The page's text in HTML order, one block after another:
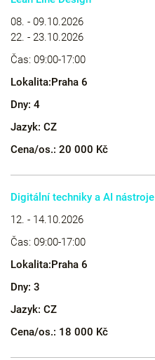
08. - 09.10.2026
22. - 23.10.2026
Čas: 09:00-17:00
Lokalita:Praha 6
Dny: 4
Jazyk: CZ
Cena/os.: 20 000 Kč
Digitální techniky a AI nástroje
12. - 14.10.2026
Čas: 09:00-17:00
Lokalita:Praha 6
Dny: 3
Jazyk: CZ
Cena/os.: 18 000 Kč